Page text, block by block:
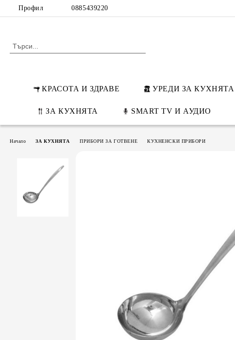
Профил 0885439220
КРАСОТА И ЗДРАВЕ УРЕДИ ЗА КУХНЯТА
ЗА КУХНЯТА SMART TV И АУДИО
Начало ЗА КУХНЯТА ПРИБОРИ ЗА ГОТВЕНЕ КУХНЕНСКИ ПРИБОРИ